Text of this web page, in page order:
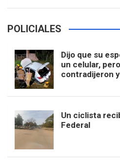
POLICIALES
Dijo que su
un celular,
contradijeron
Un ciclista
Federal